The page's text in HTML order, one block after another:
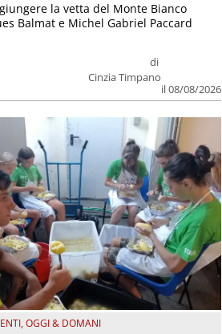
di
Cinzia Timpano
il 08/08/2026
la vetta del Monte Bianco
Balmat e Michel Gabriel Paccard
,OGGI & DOMANI